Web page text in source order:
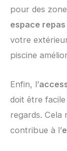
pour des
espace repas
votre
piscine
Enfin, l’
doit être
regards. Cela
contribue à l’